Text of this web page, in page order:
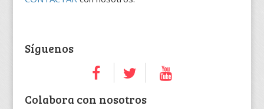
Síguenos
Colabora con nosotros